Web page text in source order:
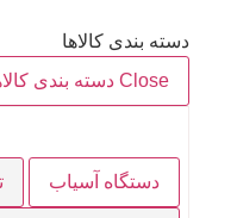
دسته بندی کالاها
Close دسته بندی کالاها
دستگاه آسیاب